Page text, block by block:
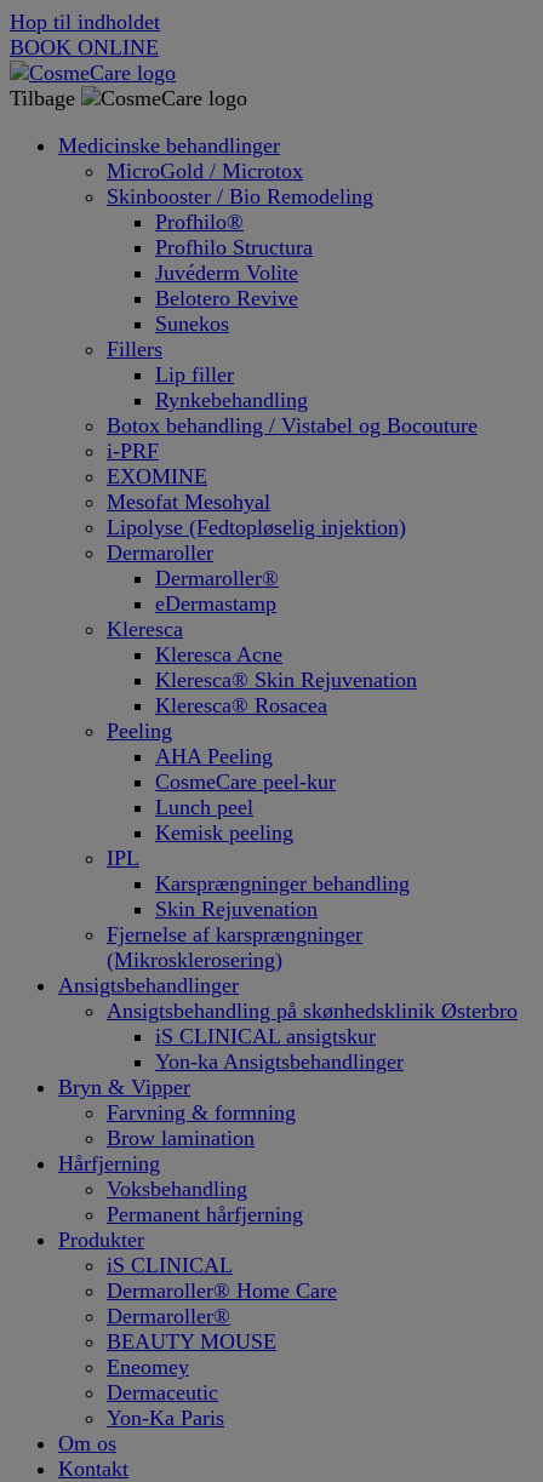
Hop til indholdet
BOOK ONLINE
Tilbage
Medicinske behandlinger
MicroGold / Microtox
Skinbooster / Bio Remodeling
Profhilo®
Profhilo Structura
Juvéderm Volite
Belotero Revive
Sunekos
Fillers
Lip filler
Rynkebehandling
Botox behandling / Vistabel og Bocouture
i-PRF
EXOMINE
Mesofat Mesohyal
Lipolyse (Fedtopløselig injektion)
Dermaroller
Dermaroller®
eDermastamp
Kleresca
Kleresca Acne
Kleresca® Skin Rejuvenation
Kleresca® Rosacea
Peeling
AHA Peeling
CosmeCare peel-kur
Lunch peel
Kemisk peeling
IPL
Karsprængninger behandling
Skin Rejuvenation
Fjernelse af karsprængninger
(Mikrosklerosering)
Ansigtsbehandlinger
Ansigtsbehandling på skønhedsklinik Østerbro
iS CLINICAL ansigtskur
Yon-ka Ansigtsbehandlinger
Bryn & Vipper
Farvning & formning
Brow lamination
Hårfjerning
Voksbehandling
Permanent hårfjerning
Produkter
iS CLINICAL
Dermaroller® Home Care
Dermaroller®
BEAUTY MOUSE
Eneomey
Dermaceutic
Yon-Ka Paris
Om os
Kontakt